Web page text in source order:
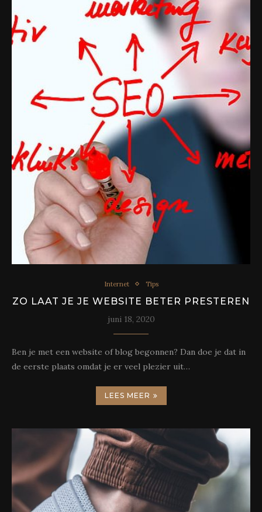
Internet Tips
ZO LAAT JE JE WEBSITE BETER PRESTEREN
juni 18, 2020
Ben je met een website of blog begonnen? Dan doe je dat in
de eerste plaats omdat je er veel plezier uit…
LEES MEER